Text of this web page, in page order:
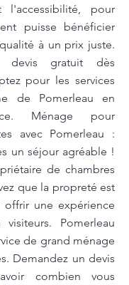
l'accessibilité, pour
puisse bénéficier
à un prix juste.
devis gratuit dès
pour les services
de Pomerleau en
Ménage pour
avec Pomerleau :
un séjour agréable !
de chambres
que la propreté est
offrir une expérience
Pomerleau
de grand ménage
Demandez un devis
combien vous